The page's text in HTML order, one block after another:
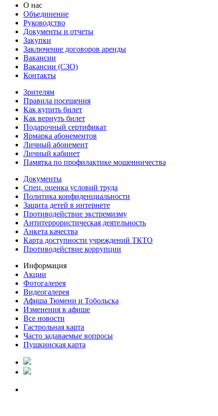
О нас
Объединение
Руководство
Документы и отчеты
Закупки
Заключение договоров аренды
Вакансии
Вакансии (СЗО)
Контакты
Зрителям
Правила посещения
Как купить билет
Как вернуть билет
Подарочный сертификат
Ярмарка абонементов
Личный абонемент
Личный кабинет
Памятка по профилактике мошенничества
Документы
Спец. оценка условий труда
Политика конфиденциальности
Защита детей в интернете
Противодействие экстремизму
Антитеррористическая деятельность
Анкета качества
Карта доступности учреждений ТКТО
Противодействие коррупции
Информация
Акции
Фотогалерея
Видеогалерея
Афиша Тюмени и Тобольска
Изменения в афише
Все новости
Гастрольная карта
Часто задаваемые вопросы
Пушкинская карта